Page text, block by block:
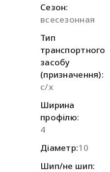
Сезон:
всесезонная
Тип
транспортного
засобу
(призначення):
с/х
Ширина
профілю:
4
Діаметр:10
Шип/не шип: